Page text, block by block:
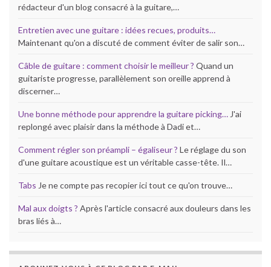
rédacteur d'un blog consacré à la guitare,…
Entretien avec une guitare : idées recues, produits…
Maintenant qu'on a discuté de comment éviter de salir son…
Câble de guitare : comment choisir le meilleur ? Quand un
guitariste progresse, parallèlement son oreille apprend à
discerner…
Une bonne méthode pour apprendre la guitare picking… J'ai
replongé avec plaisir dans la méthode à Dadi et…
Comment régler son préampli – égaliseur ? Le réglage du son
d'une guitare acoustique est un véritable casse-tête. Il…
Tabs Je ne compte pas recopier ici tout ce qu'on trouve…
Mal aux doigts ? Après l'article consacré aux douleurs dans les
bras liés à…